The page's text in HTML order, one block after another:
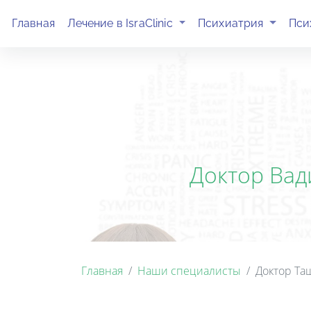
Главная Лечение в IsraClinic (current)Психиатрия (current)
Доктор
Главная Наши специалисты Доктор